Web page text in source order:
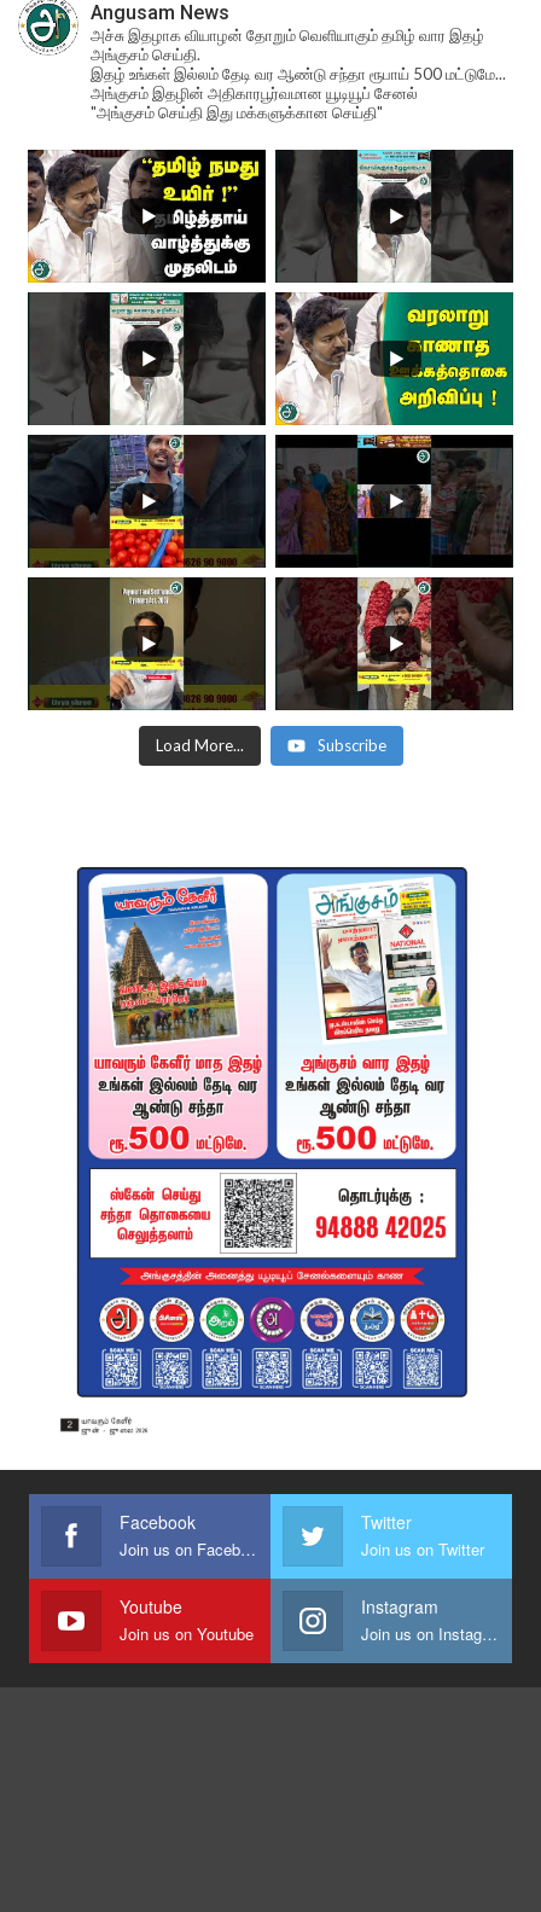
Angusam News
அச்சு இதழாக வியாழன் தோறும் வெளியாகும் தமிழ் வார இதழ்
அங்குசம் செய்தி.
இதழ் உங்கள் இல்லம் தேடி வர ஆண்டு சந்தா ரூபாய் 500 மட்டுமே...
அங்குசம் இதழின் அதிகாரபூர்வமான யூடியூப் சேனல்
"அங்குசம் செய்தி இது மக்களுக்கான செய்தி"
Load More... Subscribe
Facebook
Join us on Facebook
Twitter
Join us on Twitter
Youtube
Join us on Youtube
Instagram
Join us on Instagram